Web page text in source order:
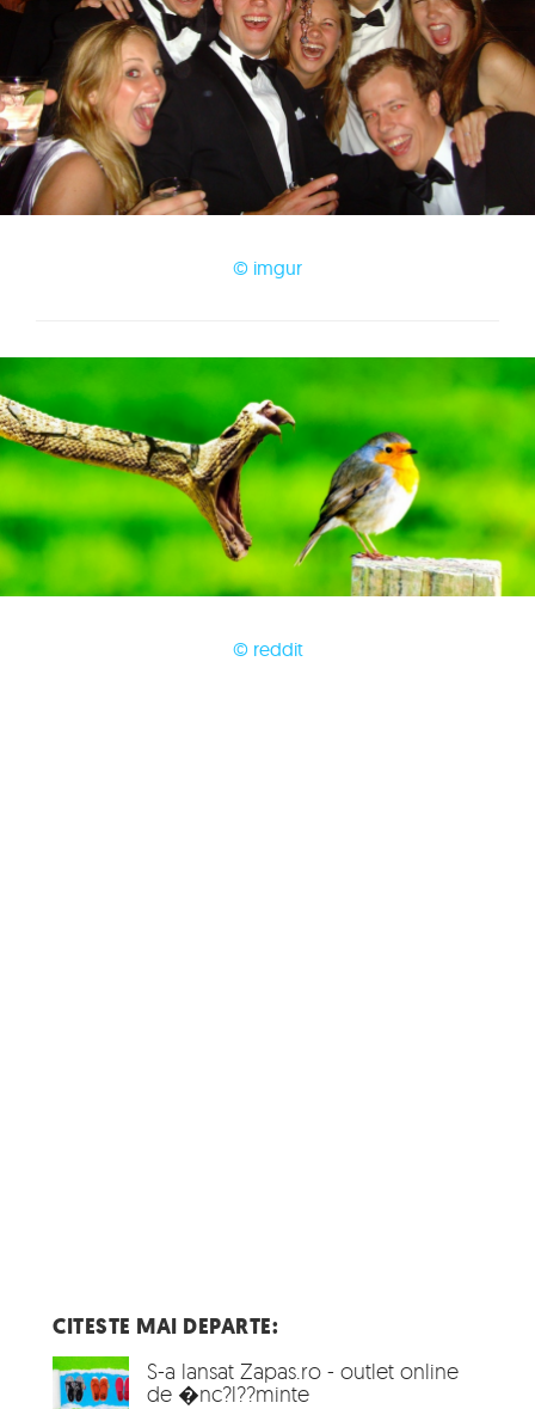
© imgur
© reddit
CITESTE MAI DEPARTE:
S-a lansat Zapas.ro - outlet online
de �nc?l??minte